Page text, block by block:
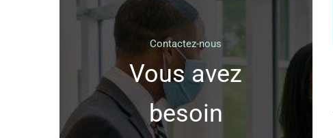
Contactez-nous
Vous avez
besoin